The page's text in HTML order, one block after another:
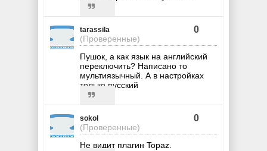
tarassila
(Проверенные)
0
Пушок, а как язык на английский
переключить? Написано то
мультиязычный. А в настройках
только русский
sokol
(Проверенные)
0
Не видит плагин Topaz.